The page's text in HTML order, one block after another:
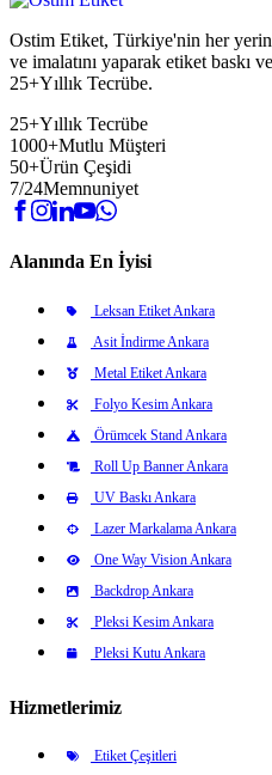
Ostim Etiket, Türkiye'nin her
ve imalatını yaparak etiket baskı
25+Yıllık Tecrübe.
25+Yıllık Tecrübe
1000+Mutlu Müşteri
50+Ürün Çeşidi
7/24Memnuniyet
Alanında En İyisi
Leksan Etiket Ankara
Asit İndirme Ankara
Metal Etiket Ankara
Folyo Kesim Ankara
Örümcek Stand Ankara
Roll Up Banner Ankara
UV Baskı Ankara
Lazer Markalama Ankara
One Way Vision Ankara
Backdrop Ankara
Pleksi Kesim Ankara
Pleksi Kutu Ankara
Hizmetlerimiz
Etiket Çeşitleri